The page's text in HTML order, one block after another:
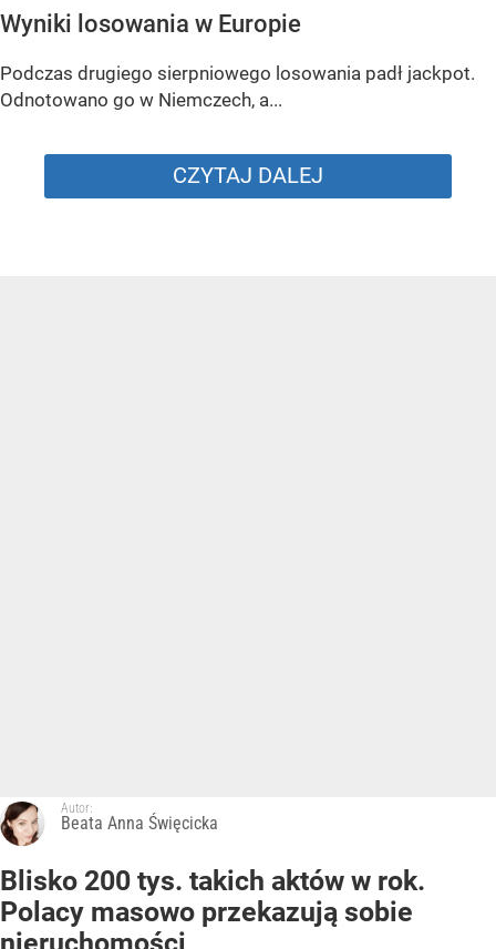
Wyniki losowania w Europie
Podczas drugiego sierpniowego losowania padł jackpot.
Odnotowano go w Niemczech, a...
CZYTAJ DALEJ
Autor:
Beata Anna Święcicka
Blisko 200 tys. takich aktów w rok.
Polacy masowo przekazują sobie